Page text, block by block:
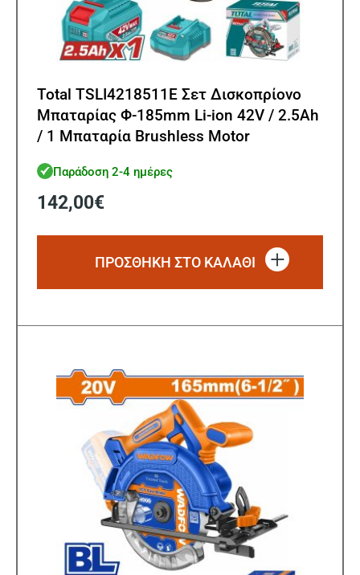
Total TSLI4218511E Σετ Δισκοπρίονο
Μπαταρίας Φ-185mm Li-ion 42V / 2.5Ah
/ 1 Μπαταρία Brushless Motor
Παράδοση 2-4 ημέρες
142,00€
ΠΡΟΣΘΗΚΗ ΣΤΟ ΚΑΛΑΘΙ